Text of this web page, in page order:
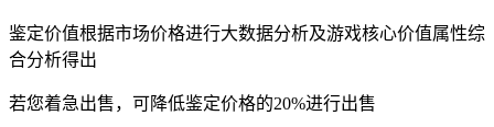
鉴定价值根据市场价格进行大数据分析及游戏核心价值属性综
合分析得出
若您着急出售，可降低鉴定价格的20%进行出售